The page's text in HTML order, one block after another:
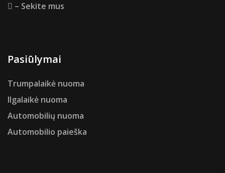
– Sekite mus
Pasiūlymai
Trumpalaikė nuoma
Ilgalaikė nuoma
Automobilių nuoma
Automobilio paieška